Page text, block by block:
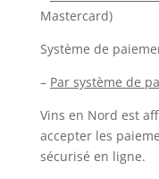
Mastercard)
Système de
– Par système de
Vins en Nord est
accepter les
sécurisé en ligne.